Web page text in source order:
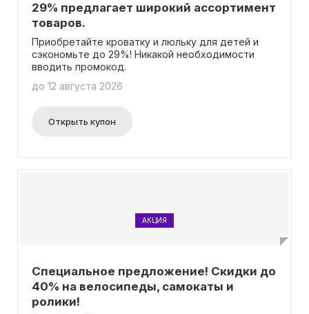
29% предлагает широкий ассортимент
товаров.
Приобретайте кроватку и люльку для детей и
сэкономьте до 29%! Никакой необходимости
вводить промокод.
до 12 августа 2026
Открыть купон
АКЦИЯ
Специальное предложение! Скидки до
40% на велосипеды, самокаты и
ролики!